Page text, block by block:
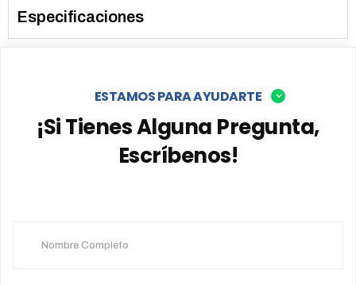
Especificaciones
ESTAMOS PARA AYUDARTE
¡Si Tienes Alguna Pregunta,
Escríbenos!